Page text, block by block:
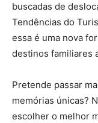
buscadas de
Tendências do
essa é uma nova
destinos familiares
Pretende passar
memórias únicas?
escolher o melhor